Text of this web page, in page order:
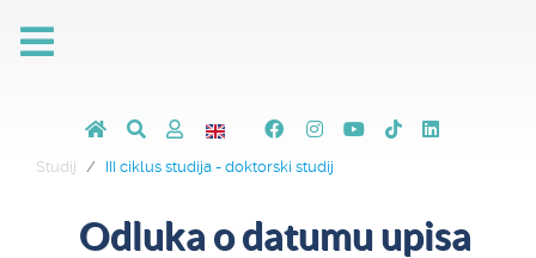
Studij III ciklus studija - doktorski studij
Odluka o datumu upisa